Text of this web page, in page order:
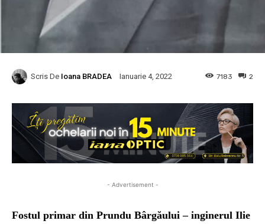
Scris De Ioana BRADEA Ianuarie 4, 2022 2
7183
- Advertisement -
Fostul primar din Prundu Bârgăului – inginerul Ilie